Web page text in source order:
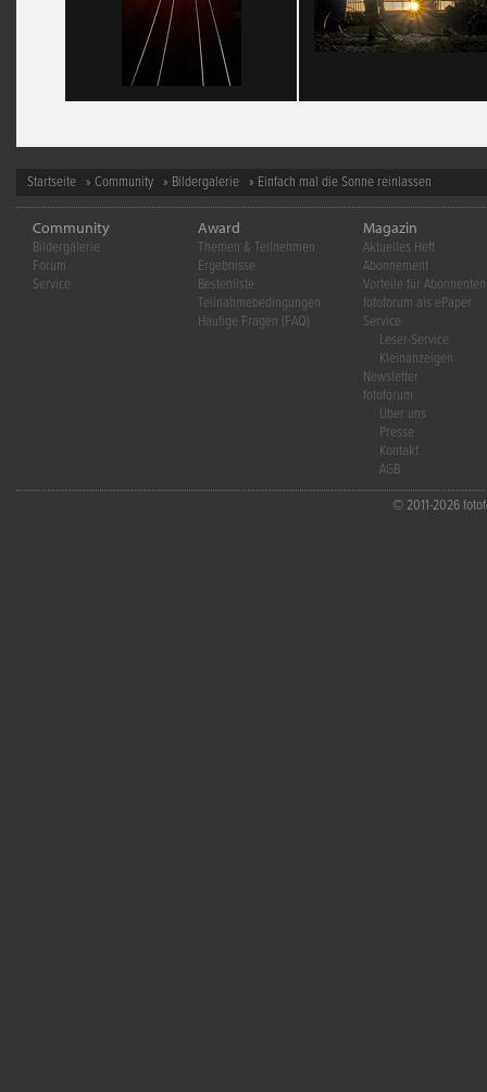
Startseite » Community » Bildergalerie » Einfach mal die Sonne reinlassen
Community
Bildergalerie
Forum
Service
Award
Themen & Teilnehmen
Ergebnisse
Bestenliste
Teilnahmebedingungen
Häufige Fragen (FAQ)
Magazin
Aktuelles Heft
Abonnement
Vorteile für Abonnenten
fotoforum als ePaper
Service
Leser-Service
Kleinanzeigen
Newsletter
fotoforum
Über uns
Presse
Kontakt
AGB
© 2011-2026